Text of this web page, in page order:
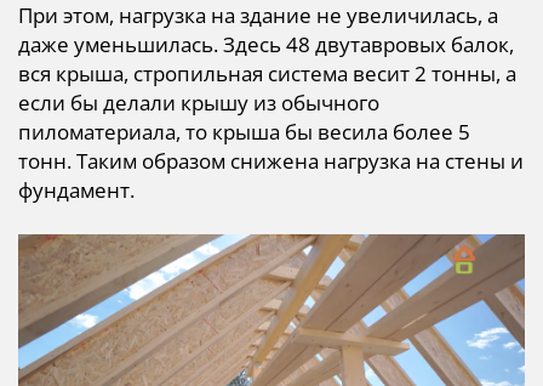
При этом, нагрузка на здание не увеличилась, а
даже уменьшилась. Здесь 48 двутавровых балок,
вся крыша, стропильная система весит 2 тонны, а
если бы делали крышу из обычного
пиломатериала, то крыша бы весила более 5
тонн. Таким образом снижена нагрузка на стены и
фундамент.